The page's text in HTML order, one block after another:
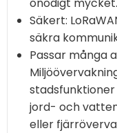
Säkert:
säkra
Passar många
jord- och
eller